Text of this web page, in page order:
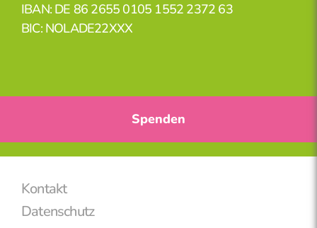
IBAN: DE 86 2655 0105 1552 2372 63
BIC: NOLADE22XXX
Spenden
Kontakt
Datenschutz